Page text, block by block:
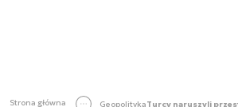
Strona główna Geopolityka